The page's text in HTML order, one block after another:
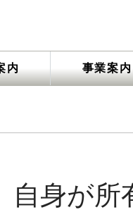
内 事業案内
自身が